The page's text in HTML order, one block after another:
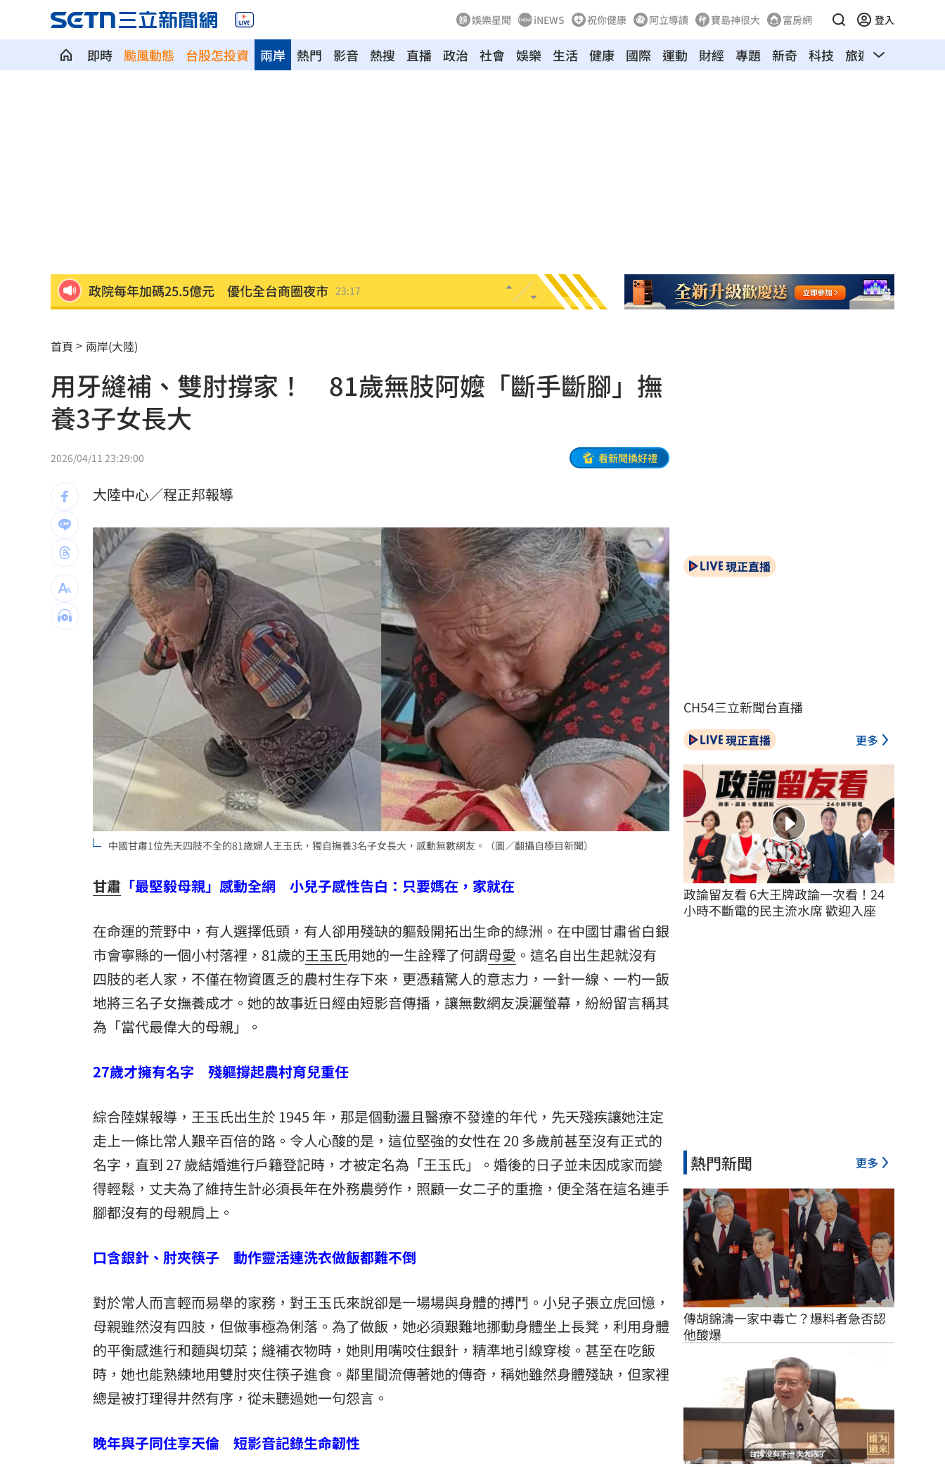
娛樂星聞 iNEWS 祝你健康 阿立導讀 寶島神很大 富房網 登入
即時 颱風動態 台股怎投資 熱門 影音 熱搜 直播 政治 社會 娛樂 生活 健康 國際
兩岸 運動 財經 專題 新奇 科技 旅遊 汽車
政院每年加碼25.5億元 優化全台商圈夜市 23:17
環法自行車賽爆作弊！女靠胸部裝備降風阻
學霸牙醫槓離職員工 為3萬筆電互告慘勝 23:10
俄羅斯蝗害肆虐如末日 網驚：聖經十災
慈濟採購BNT遭詐10億 他：不聽衛福部勸
蔡英文做2件事 黃暐瀚：台東變五五波
「地獄酷暑」襲南韓 礦泉水曝曬恐致癌 23:00
父親節真的快樂嗎？房貸10年暴增逾400萬 22:59
律師勾宗教大師「家族」詐慈濟 僅她交保
富豪遭大義滅親！偷生子竟盜鄰居身份落戶
慈濟遭詐10億買疫苗！他點出更麻煩的問題 22:56
日神級甜點快閃台北！連5天「買一送一」
圖書館借書作者賺什麼？菜販作家：有錢領 22:53
台灣彩券開獎直播中 20:31
LIVE三立+24小時直播 15:27
三立iNEWS新聞台線上直播 18:00
首頁 兩岸(大陸)
用牙縫補、雙肘撐家！ 81歲無肢阿嬤「斷手斷腳」撫
養3子女長大
2026/04/11 23:29:00 看新聞換好禮
大陸中心／程正邦報導
中國甘肅1位先天四肢不全的81歲婦人王玉氏，獨自撫養3名子女長大，感動無數網友。（圖／翻攝自極目新聞）
甘肅 「最堅毅母親」感動全網 小兒子感性告白：只要媽在，家就在
在命運的荒野中，有人選擇低頭，有人卻用殘缺的軀殼開拓出生命的綠洲。在中國甘肅省白銀
市會寧縣的一個小村落裡，81歲的王玉氏用她的一生詮釋了何謂母愛 。這名自出生起就沒有
四肢的老人家，不僅在物資匱乏的農村生存下來，更憑藉驚人的意志力，一針一線、一杓一飯
地將三名子女撫養成才。她的故事近日經由短影音傳播，讓無數網友淚灑螢幕，紛紛留言稱其
為「當代最偉大的母親」。
27歲才擁有名字 殘軀撐起農村育兒重任
綜合陸媒報導，王玉氏出生於 1945 年，那是個動盪且醫療不發達的年代，先天殘疾讓她注定
走上一條比常人艱辛百倍的路。令人心酸的是，這位堅強的女性在 20 多歲前甚至沒有正式的
名字，直到 27 歲結婚進行戶籍登記時，才被定名為「王玉氏」。婚後的日子並未因成家而變
得輕鬆，丈夫為了維持生計必須長年在外務農勞作，照顧一女二子的重擔，便全落在這名連手
腳都沒有的母親肩上。
口含銀針、肘夾筷子 動作靈活連洗衣做飯都難不倒
對於常人而言輕而易舉的家務，對王玉氏來說卻是一場場與身體的搏鬥。小兒子張立虎回憶，
母親雖然沒有四肢，但做事極為俐落。為了做飯，她必須艱難地挪動身體坐上長凳，利用身體
的平衡感進行和麵與切菜；縫補衣物時，她則用嘴咬住銀針，精準地引線穿梭。甚至在吃飯
時，她也能熟練地用雙肘夾住筷子進食。鄰里間流傳著她的傳奇，稱她雖然身體殘缺，但家裡
總是被打理得井然有序，從未聽過她一句怨言。
晚年與子同住享天倫 短影音記錄生命韌性
現正直播
CH54三立新聞台直播
現正直播 更多
政論留友看 6大王牌政論一次看！24
小時不斷電的民主流水席 歡迎入座
熱門新聞 更多
傳胡錦濤一家中毒亡？爆料者急否認
他酸爆